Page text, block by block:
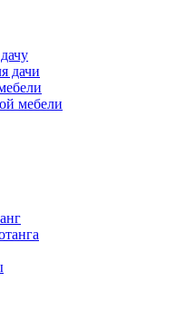
дачи
мебели